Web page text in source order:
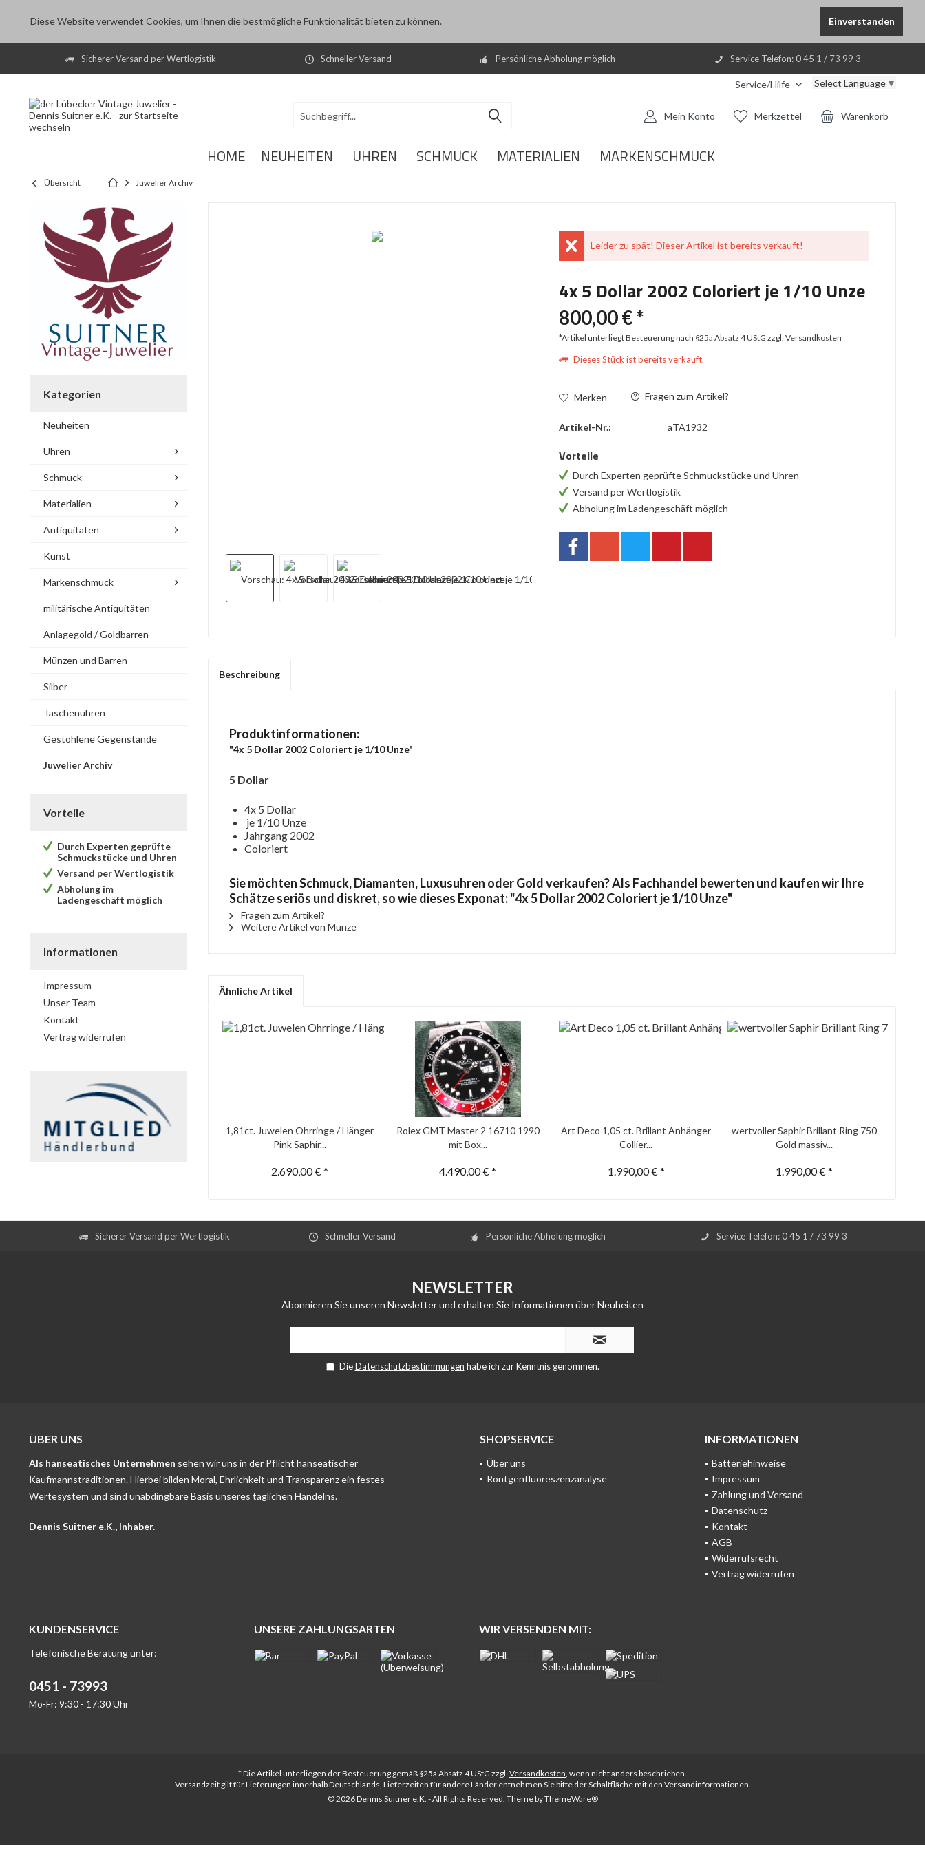
Diese Website verwendet Cookies, um Ihnen die bestmögliche Funktionalität bieten zu können. Einverstanden
Sicherer Versand per Wertlogistik Schneller Versand Persönliche Abholung möglich Service Telefon: 0 45 1 / 73 99 3
Service/Hilfe Select Language ▼
Warenkorb
Merkzettel
Mein Konto
HOME NEUHEITEN UHREN SCHMUCK MATERIALIEN MARKENSCHMUCK
Übersicht Juwelier Archiv
Kategorien
Neuheiten
Uhren
Schmuck
Materialien
Antiquitäten
Kunst
Markenschmuck
militärische Antiquitäten
Anlagegold / Goldbarren
Münzen und Barren
Silber
Taschenuhren
Gestohlene Gegenstände
Juwelier Archiv
Vorteile
Durch Experten geprüfte
Schmuckstücke und Uhren
Versand per Wertlogistik
Abholung im
Ladengeschäft möglich
Informationen
Impressum
Unser Team
Kontakt
Vertrag widerrufen
Leider zu spät! Dieser Artikel ist bereits verkauft!
4x 5 Dollar 2002 Coloriert je 1/10 Unze
800,00 € *
*Artikel unterliegt Besteuerung nach §25a Absatz 4 UStG zzgl. Versandkosten
Dieses Stück ist bereits verkauft.
Merken Fragen zum Artikel?
Artikel-Nr.: aTA1932
Vorteile
Durch Experten geprüfte Schmuckstücke und Uhren
Versand per Wertlogistik
Abholung im Ladengeschäft möglich
Beschreibung
Produktinformationen:
"4x 5 Dollar 2002 Coloriert je 1/10 Unze"
5 Dollar
4x 5 Dollar
je 1/10 Unze
Jahrgang 2002
Coloriert
Sie möchten Schmuck, Diamanten, Luxusuhren oder Gold verkaufen? Als Fachhandel bewerten und kaufen wir Ihre
Schätze seriös und diskret, so wie dieses Exponat: "4x 5 Dollar 2002 Coloriert je 1/10 Unze"
Fragen zum Artikel?
Weitere Artikel von Münze
Ähnliche Artikel
1,81ct. Juwelen Ohrringe / Hänger
Pink Saphir...
2.690,00 € *
Rolex GMT Master 2 16710 1990
mit Box...
4.490,00 € *
Art Deco 1,05 ct. Brillant Anhänger
Collier...
1.990,00 € *
wertvoller Saphir Brillant Ring 750
Gold massiv...
1.990,00 € *
Sicherer Versand per Wertlogistik Schneller Versand Persönliche Abholung möglich Service Telefon: 0 45 1 / 73 99 3
NEWSLETTER
Abonnieren Sie unseren Newsletter und erhalten Sie Informationen über Neuheiten
DieDatenschutzbestimmungen habe ich zur Kenntnis genommen.
ÜBER UNS
Als hanseatisches Unternehmen sehen wir uns in der Pflicht hanseatischer
Kaufmannstraditionen. Hierbei bilden Moral, Ehrlichkeit und Transparenz ein festes
Wertesystem und sind unabdingbare Basis unseres täglichen Handelns.
Dennis Suitner e.K., Inhaber.
SHOPSERVICE
Über uns
Röntgenfluoreszenzanalyse
INFORMATIONEN
Batteriehinweise
Impressum
Zahlung und Versand
Datenschutz
Kontakt
AGB
Widerrufsrecht
Vertrag widerrufen
KUNDENSERVICE
Telefonische Beratung unter:
0451 - 73993
Mo-Fr: 9:30 - 17:30 Uhr
UNSERE ZAHLUNGSARTEN WIR VERSENDEN MIT:
* Die Artikel unterliegen der Besteuerung gemäß §25a Absatz 4 UStG zzgl. Versandkosten, wenn nicht anders beschrieben.
Versandzeit gilt für Lieferungen innerhalb Deutschlands, Lieferzeiten für andere Länder entnehmen Sie bitte der Schaltfläche mit den Versandinformationen.
© 2026 Dennis Suitner e.K. - All Rights Reserved. Theme byThemeWare®